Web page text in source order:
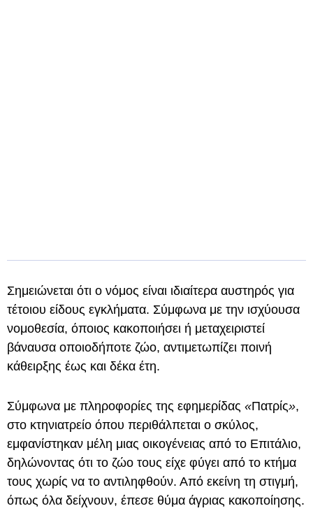
Σημειώνεται ότι ο νόμος είναι ιδιαίτερα αυστηρός για
τέτοιου είδους εγκλήματα. Σύμφωνα με την ισχύουσα
νομοθεσία, όποιος κακοποιήσει ή μεταχειριστεί
βάναυσα οποιοδήποτε ζώο, αντιμετωπίζει ποινή
κάθειρξης έως και δέκα έτη.
Σύμφωνα με πληροφορίες της εφημερίδας «Πατρίς»,
στο κτηνιατρείο όπου περιθάλπεται ο σκύλος,
εμφανίστηκαν μέλη μιας οικογένειας από το Επιτάλιο,
δηλώνοντας ότι το ζώο τους είχε φύγει από το κτήμα
τους χωρίς να το αντιληφθούν. Από εκείνη τη στιγμή,
όπως όλα δείχνουν, έπεσε θύμα άγριας κακοποίησης.